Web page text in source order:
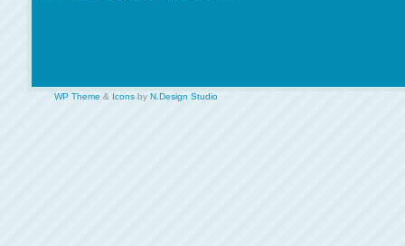
WP Theme & Icons by N.Design Studio